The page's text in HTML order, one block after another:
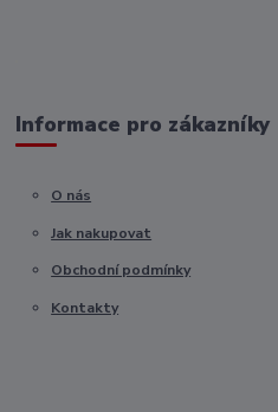
Informace pro zákazníky
O nás
Jak nakupovat
Obchodní podmínky
Kontakty